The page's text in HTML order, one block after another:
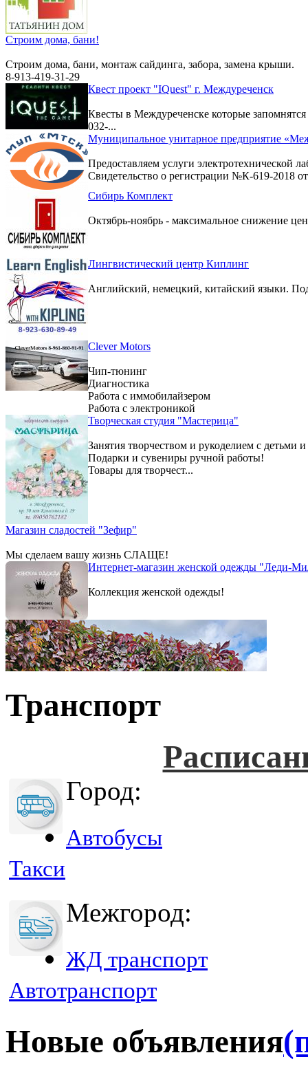
Строим дома, бани!
Строим дома, бани, монтаж сайдинга, забора, замена крыши.
8-913-419-31-29
Квест проект "IQuest" г. Междуреченск
Квесты в Междуреченске которые
032-...
Муниципальное унитарное предприятие
Предоставляем услуги электротехнической
Свидетельство о регистрации №К-619-2018 от
Сибирь Комплект
Октябрь-ноябрь - максимальное снижение
Лингвистический центр Киплинг
Английский, немецкий, китайский языки.
Clever Motors
Чип-тюнинг
Диагностика
Работа с иммобилайзером
Работа с электроникой
Творческая студия "Мастерица"
Занятия творчеством и рукоделием с детьми
Подарки и сувениры ручной работы!
Товары для творчест...
Магазин сладостей "Зефир"
Мы сделаем вашу жизнь СЛАЩЕ!
Интернет-магазин женской одежды "Леди-
Коллекция женской одежды!
Транспорт
Город:
Автобусы
Такси
Межгород:
ЖД транспорт
Автотранспорт
Новые объявления